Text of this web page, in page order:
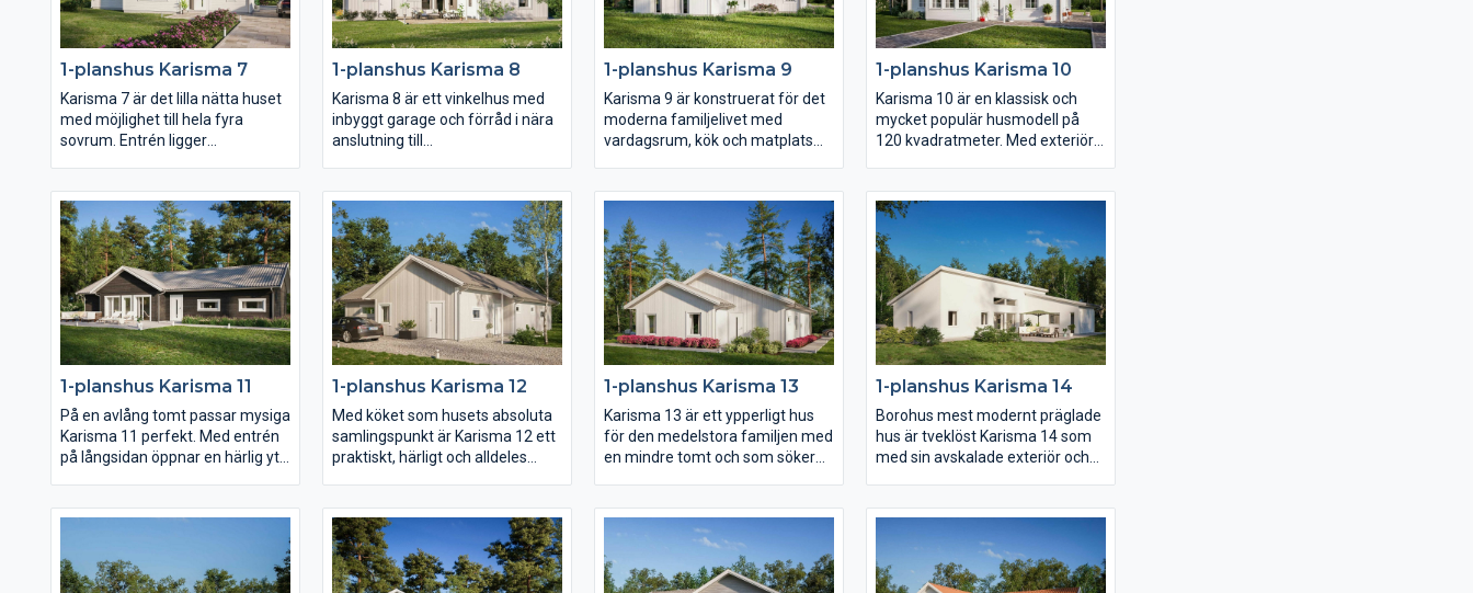
separerade föräldrasovrummet
har lyxigt fått ett eget badrum
och i andra ändan av huset hittar
du ytterligare två sovrum, allrum
och wc.
1-planshus Karisma 7
Karisma 7 är det lilla nätta huset
med möjlighet till hela fyra
sovrum. Entrén ligger
placerat mot framsidan av huset.
Klädvårdsavdelningens placering
gör det dessutom enkelt att
komplettera huset med garage
eller carport med väderskyddad
passage in till huset.
1-planshus Karisma 8
Karisma 8 är ett vinkelhus med
inbyggt garage och förråd i nära
anslutning till
från köket. Planlösningen
svänger sig därefter fram från
köket genom matplatsen med en
möjlig bardisk, den rymliga
entrén och slutligen
vardagsrummet placerat mot
trädgårdssidan. I husets vinkel
placeras med fördel en härlig
uteplats i lä.
1-planshus Karisma 9
Karisma 9 är konstruerat för det
moderna familjelivet med
vardagsrum, kök och matplats
smyckat med moderna
fönsterval som följer
arkitekturen och en inbjudande
entré placerad centralt i husets
mitt.
1-planshus Karisma 10
Karisma 10 är en klassisk och
mycket populär husmodell på
120 kvadratmeter. Med exteriöra
det till just ert drömhem. Njut av
en uteplats i den vindskyddade
vinkeln på baksidan av huset och
av det rymliga
föräldrasovrummets avskilda
placering längst bort från gatan.
1-planshus Karisma 11
På en avlång tomt passar mysiga
Karisma 11 perfekt. Med entrén
på långsidan öppnar en härlig yta
öppet ryggåstak. Barnens
ligger härligt avskilt från husets
övriga rum och vardagsrummet
1-planshus Karisma 12
Med köket som husets absoluta
samlingspunkt är Karisma 12 ett
praktiskt, härligt och alldeles
det mesta sticker huset i sig
självt inte ut. Karisma 12 är
därmed fritt för er att prägla
precis enligt er egen stil vilket gör
1-planshus Karisma 13
Karisma 13 är ett ypperligt hus
för den medelstora familjen med
en mindre tomt och som söker
umgängesytor – ett för varje
familjetillfälle. Vardagsrummet
är rejält och delvis avskilt från det
rymliga köket.
1-planshus Karisma 14
Borohus mest modernt präglade
hus är tveklöst Karisma 14 som
med sin avskalade exteriör och
huskroppen finns ett nära 19
kvm stort master bedroom med
eget badrum och om ni vill egen
terrassdörr. Kök och vardagsrum